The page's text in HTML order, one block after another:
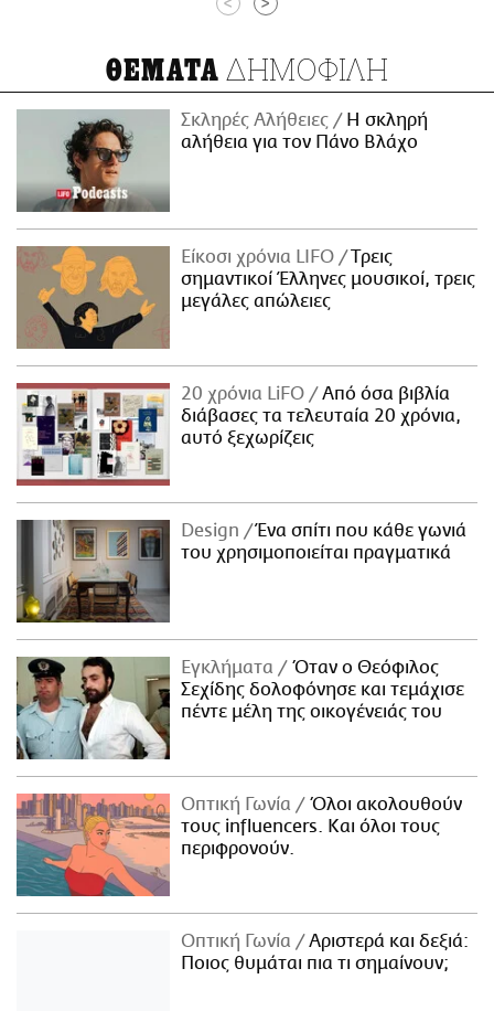
ΘΕΜΑΤΑ ΔΗΜΟΦΙΛΗ
Σκληρές Αλήθειες
H σκληρή
αλήθεια για τον Πάνο Βλάχο
Είκοσι χρόνια LIFO
Tρεις
σημαντικοί Έλληνες μουσικοί, τρεις
μεγάλες απώλειες
20 χρόνια LiFO
Από όσα βιβλία
διάβασες τα τελευταία 20 χρόνια,
αυτό ξεχωρίζεις
Design
Ένα σπίτι που κάθε γωνιά
του χρησιμοποιείται πραγματικά
Εγκλήματα
Όταν ο Θεόφιλος
Σεχίδης δολοφόνησε και τεμάχισε
πέντε μέλη της οικογένειάς του
Οπτική Γωνία
Όλοι ακολουθούν
τους influencers. Και όλοι τους
περιφρονούν.
Οπτική Γωνία
Αριστερά και δεξιά:
Ποιος θυμάται πια τι σημαίνουν;